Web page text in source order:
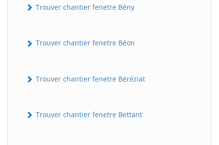
Trouver chantier fenetre Bény
Trouver chantier fenetre Béon
Trouver chantier fenetre Béréziat
Trouver chantier fenetre Bettant